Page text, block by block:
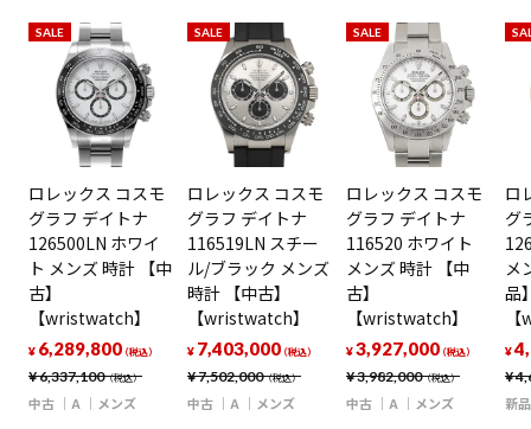
SALE
ロレックス コスモ
グラフ デイトナ
126500LN ホワイ
ト メンズ 時計 【中
古】
【wristwatch】
¥6,337,100（税込）
¥ 6,289,800（税込）
中古 A メンズ
SALE
ロレックス コスモ
グラフ デイトナ
116519LN スチー
ル/ブラック メンズ
時計 【中古】
【wristwatch】
¥7,502,000（税込）
¥ 7,403,000（税込）
中古 A メンズ
SALE
ロレックス コスモ
グラフ デイトナ
116520 ホワイト
メンズ 時計 【中
古】
【wristwatch】
¥3,982,000（税込）
¥3,927,000（税込）
中古 A メンズ
ロ
グ
メ
品
¥
¥
新品